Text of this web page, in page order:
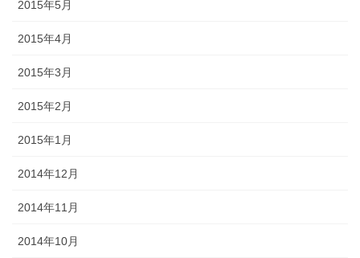
2015年5月
2015年4月
2015年3月
2015年2月
2015年1月
2014年12月
2014年11月
2014年10月